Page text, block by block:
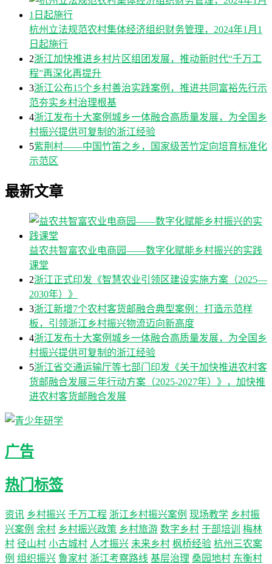
杭州立法规范农村集体经济组织财务管理，2024年1月1
日起施行
2浙江加快推进乡村片区组团发展，推动新时代“千万工
程”再深化再提升
3浙江公布15个乡村善治实践案例，推进共同富裕先行示
范夯实乡村治理根基
4浙江发布十大案例城乡一体融合高质量发展，为全国乡
村振兴提供可复制的浙江经验
5紫荆村——中国竹笛之乡，国家级苦竹定向培育标准化
示范区
最新文章
益农共智富农业电商园——数字化赋能乡村振兴的实践
课堂
2浙江正式印发《智慧农业引领区建设实施方案（2025—
2030年）》
3浙江新增7个农村客货邮融合典型案例：打造示范样
板，引领浙江乡村振兴物流迈向新高度
4浙江发布十大案例城乡一体融合高质量发展，为全国乡
村振兴提供可复制的浙江经验
5浙江省交通运输厅等七部门印发《关于加快推进农村客
货邮融合发展三年行动方案（2025-2027年）》，加快推
进农村客货邮融合发展
广告
热门标签
资讯 乡村振兴 千万工程 浙江乡村振兴案例 现场教学 乡村振
兴案例 余村 乡村振兴政策 乡村旅游 数字乡村 干部培训
梅林
村 径山村 小古城村 人才振兴 未来乡村 枫桥经验 杭州三农案
例 组织振兴 鲁家村 浙江考察路线 基层治理 桑园地村 东衡村